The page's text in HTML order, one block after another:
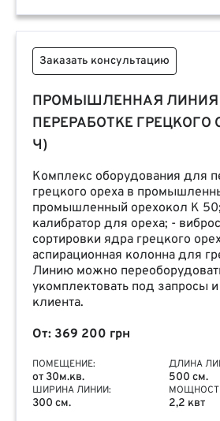
Заказать консультацию
ПРОМЫШЛЕННАЯ ЛИНИЯ
ПЕРЕРАБОТКЕ ГРЕЦКОГО
Ч)
Комплекс оборудования для
грецкого ореха в
промышленный орехокол К
калибратор для ореха; -
сортировки ядра грецкого
аспирационная колонна для
Линию можно
укомплектовать под запросы
клиента.
От: 369 200 грн
ПОМЕЩЕНИЕ:
от 30м.кв.
ДЛИНА
500 см.
ШИРИНА ЛИНИИ:
300 см. 2,2 квт